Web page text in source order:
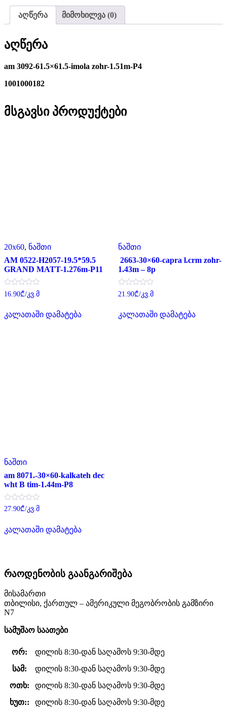
აღწერა მიმოხილვა (0)
აღწერა
am 3092-61.5×61.5-imola zohr-1.51m-P4
1001000182
მსგავსი პროდუქტები
20x60, ნაშთი
AM 0522-H2057-19.5*59.5
GRAND MATT-1.276m-P11
შეფასება
0
5-
დან
16.90₾/კვ.მ
კალათაში დამატება
ნაშთი
2663-30×60-capra l.crm zohr-
1.43m – 8p
შეფასება
0
5-
დან
21.90₾/კვ.მ
კალათაში დამატება
ნაშთი
am 8071.-30×60-kalkateh dec
wht B tim-1.44m-P8
შეფასება
0
5-
დან
27.90₾/კვ.მ
კალათაში დამატება
რაოდენობის გაანგარიშება
მისამართი
თბილისი, ქართულ – ამერიკული მეგობრობის გამზირი
N7
სამუშაო საათები
ორ:
დილის 8:30-დან საღამოს 9:30-მდე
სამ:
დილის 8:30-დან საღამოს 9:30-მდე
ოთხ:
დილის 8:30-დან საღამოს 9:30-მდე
ხუთ::
დილის 8:30-დან საღამოს 9:30-მდე